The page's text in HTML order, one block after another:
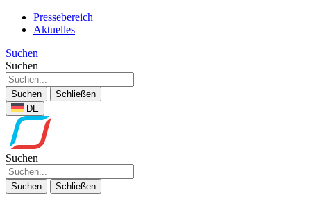
Pressebereich
Aktuelles
Suchen
Suchen
Suchen
Schließen
DE
Suchen
Suchen Schließen